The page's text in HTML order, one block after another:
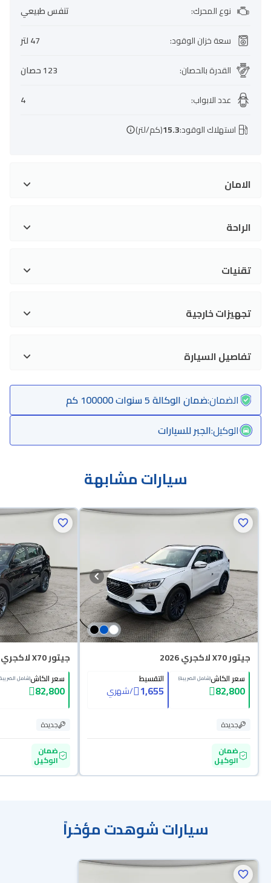
نوع المحرك:
تنفس طبيعي
سعة خزان الوقود:
47 لتر
القدرة بالحصان:
123 حصان
عدد الابواب:
4
استهلاك الوقود:15.3(كم/لتر)
الامان
الراحة
تقنيات
تجهيزات خارجية
تفاصيل السيارة
الضمان:ضمان الوكالة 5 سنوات 100000 كم
الوكيل:الجبر للسيارات
سيارات مشابهة
جيتور X70 لاكجري 2026
سعر الكاش(شامل الضريبة)
82,800
التقسيط
1,655
/شهري
جديدة
ضمان
الوكيل
جيتور X70 لاكجري 2026
سعر الكاش(شامل
82,800
جديدة
ضمان
الوكيل
سيارات شوهدت مؤخراً